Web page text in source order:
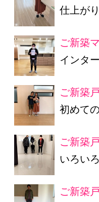
仕上が
ご新築
インタ
ご新築
初めて
ご新築
いろい
ご新築